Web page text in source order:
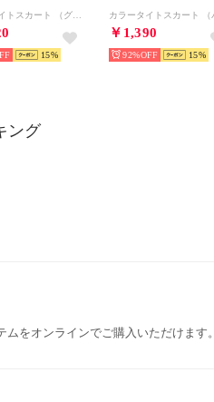
15
￥1,390
92% 15
ング
をオンラインでご購入いただけます。